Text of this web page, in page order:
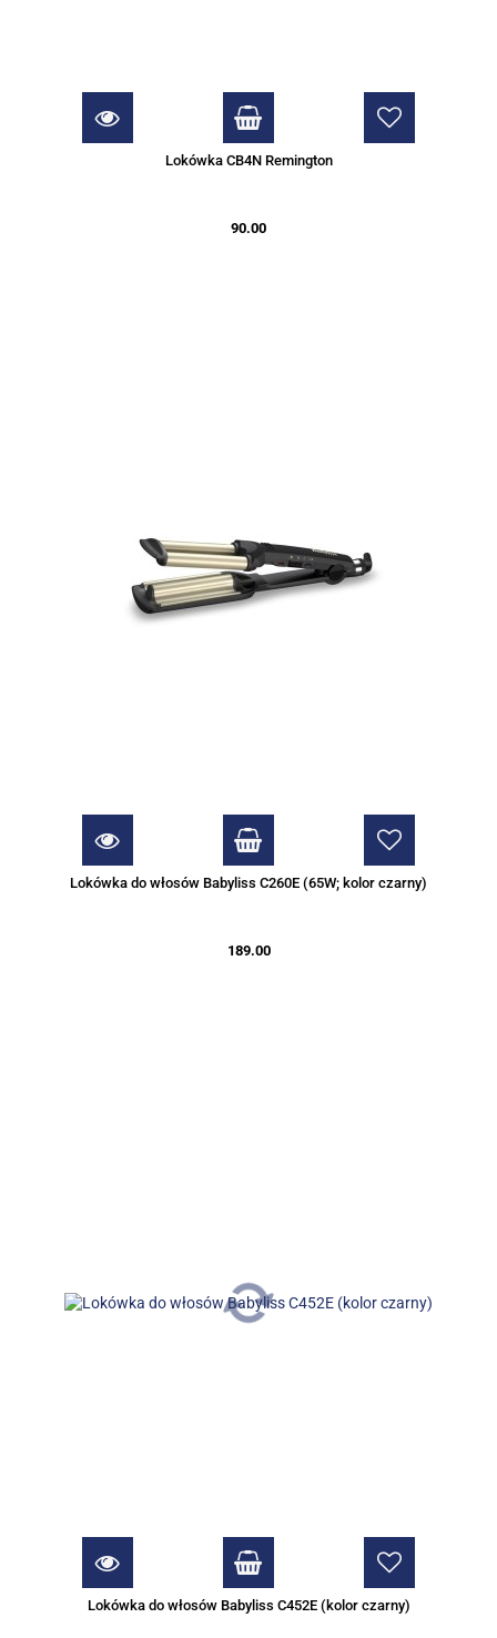
Lokówka CB4N Remington
90.00
Lokówka do włosów Babyliss C260E (65W; kolor czarny)
189.00
Lokówka do włosów Babyliss C452E (kolor czarny)